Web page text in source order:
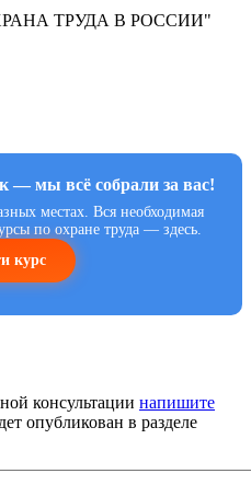
ТРУДА В РОССИИ"
— мы всё собрали за вас!
местах. Вся необходимая
по охране труда — здесь.
курс
консультации напишите
опубликован в разделе